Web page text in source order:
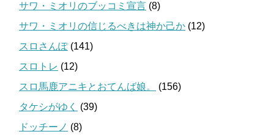
サワ・ミオリのブッコミ宣言 (8)
サワ・ミオリの信じるべきは神か己か (12)
スロさんぽ(141)
スロトレ (12)
スロ馬鹿アニキとおてんば娘。
(156)
タケシがゆく
(39)
ドッチーノ (8)